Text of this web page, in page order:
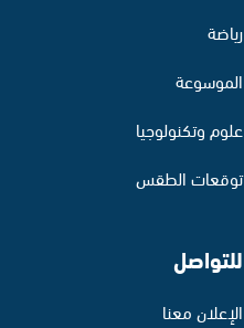
رياضة
الموسوعة
علوم وتكنولوجيا
توقعات الطقس
للتواصل
الإعلان معنا